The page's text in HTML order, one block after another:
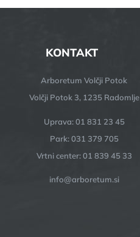
KONTAKT
Arboretum Volčji Potok
Volčji Potok 3, 1235 Radomlje
Uprava: 01 831 23 45
Park: 031 379 705
Vrtni center: 01 839 45 33
info@arboretum.si